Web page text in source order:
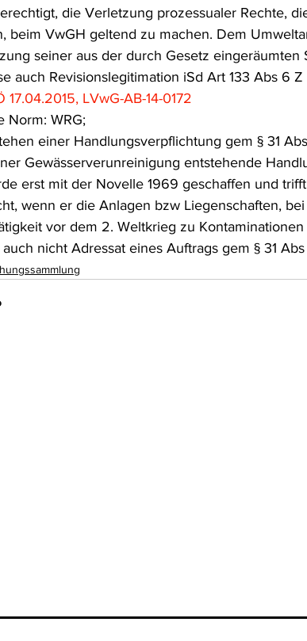
die Verletzung prozessualer Rechte,
beim VwGH geltend zu machen. Dem
seiner aus der durch Gesetz
auch Revisionslegitimation iSd Art 133 Abs 6 Z
17.04.2015, LVwG-AB-14-0172
Norm: WRG;
einer Handlungsverpflichtung gem § 31
Gewässerverunreinigung entstehende
erst mit der Novelle 1969 geschaffen und
wenn er die Anlagen bzw Liegenschaften,
vor dem 2. Weltkrieg zu
auch nicht Adressat eines Auftrags gem § 31 Abs
Aktuelle Judikatur mit